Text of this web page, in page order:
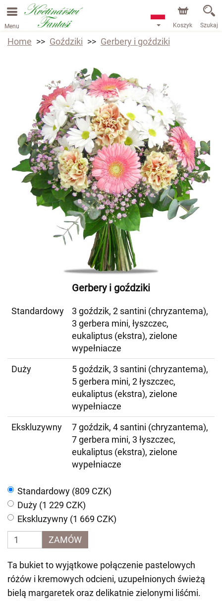
Menu Koszyk Szukaj
Home Goździki Gerbery i goździki
Gerbery i goździki
Standardowy
3 goździk, 2 santini (chryzantema),
3 gerbera mini, łyszczec,
eukaliptus (ekstra), zielone
wypełniacze
Duży
5 goździk, 3 santini (chryzantema),
5 gerbera mini, 2 łyszczec,
eukaliptus (ekstra), zielone
wypełniacze
Ekskluzywny
7 goździk, 4 santini (chryzantema),
7 gerbera mini, 3 łyszczec,
eukaliptus (ekstra), zielone
wypełniacze
Standardowy (809 CZK)
Duży (1 229 CZK)
Ekskluzywny (1 669 CZK)
ZAMÓW
Ta bukiet to wyjątkowe połączenie pastelowych
różów i kremowych odcieni, uzupełnionych świeżą
bielą margaretek oraz delikatnie zielonymi liśćmi.